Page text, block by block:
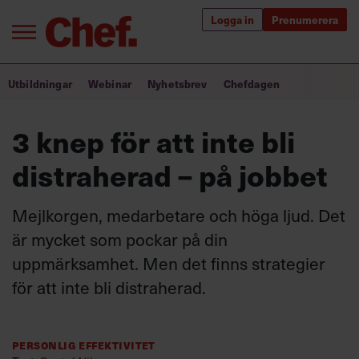
Logga in Prenumerera
Annonsera
Kundservice
Bra ledare förändrar världen
Utbildning för ledare
Chefakademin+
Populära utbildningar
Utbildningar Webinar Nyhetsbrev Chefdagen
3 knep för att inte bli
distraherad – på jobbet
Mejlkorgen, medarbetare och höga ljud. Det
är mycket som pockar på din
uppmärksamhet. Men det finns strategier
för att inte bli distraherad.
Personlig effektivitet